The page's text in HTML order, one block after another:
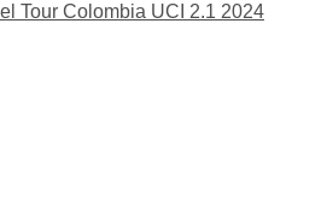
Tour Colombia UCI 2.1 2024